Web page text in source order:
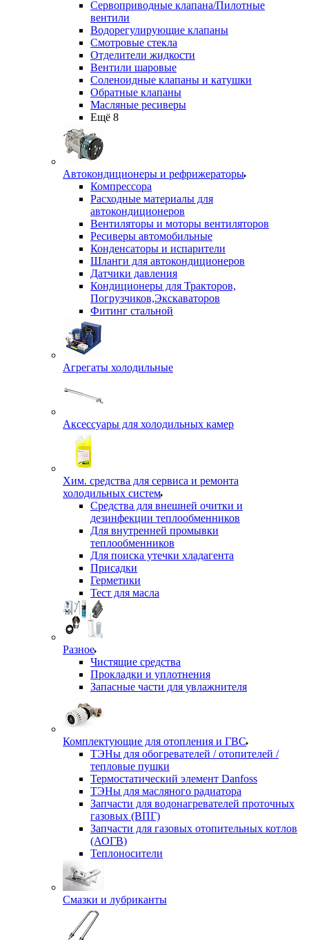
Сервоприводные клапана/Пилотные
вентили
Водорегулирующие клапаны
Смотровые стекла
Отделители жидкости
Вентили шаровые
Соленоидные клапаны и катушки
Обратные клапаны
Масляные ресиверы
Ещё 8
Автокондиционеры и рефрижераторы
Компрессора
Расходные материалы для
автокондиционеров
Вентиляторы и моторы вентиляторов
Ресиверы автомобильные
Конденсаторы и испарители
Шланги для автокондиционеров
Датчики давления
Кондиционеры для Тракторов,
Погрузчиков,Экскаваторов
Фитинг стальной
Агрегаты холодильные
Аксессуары для холодильных камер
Хим. средства для сервиса и ремонта
холодильных систем
Средства для внешней очитки и
дезинфекции теплообменников
Для внутренней промывки
теплообменников
Для поиска утечки хладагента
Присадки
Герметики
Тест для масла
Разное
Чистящие средства
Прокладки и уплотнения
Запасные части для увлажнителя
Комплектующие для отопления и ГВС
ТЭНы для обогревателей / отопителей /
тепловые пушки
Термостатический элемент Danfoss
ТЭНы для масляного радиатора
Запчасти для водонагревателей проточных
газовых (ВПГ)
Запчасти для газовых отопительных котлов
(АОГВ)
Теплоносители
Смазки и лубриканты